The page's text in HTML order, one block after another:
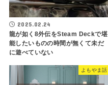
2025.02.24
龍が如く8外伝をSteam Deckで堪
能したいものの時間が無くて未だ
に遊べていない
よもやま話